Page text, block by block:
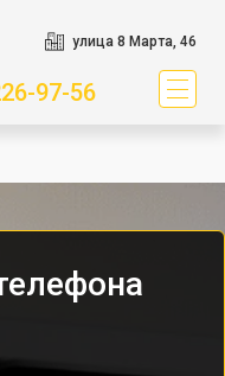
улица 8 Марта, 46
97-56